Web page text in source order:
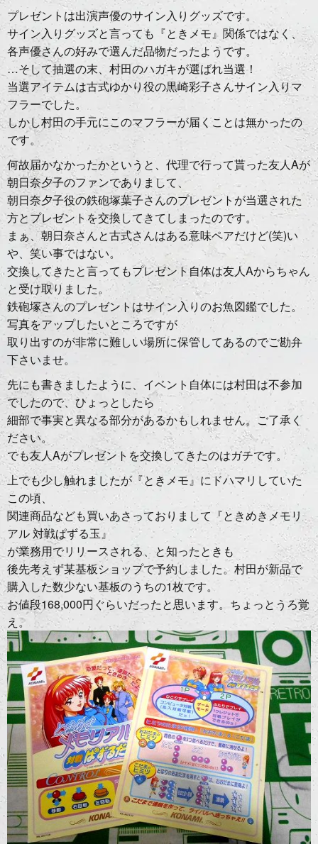
プレゼントは出演声優のサイン入りグッズです。
サイン入りグッズと言っても『ときメモ』関係ではなく、
各声優さんの好みで選んだ品物だったようです。
…そして抽選の末、村田のハガキが選ばれ当選！
当選アイテムは古式ゆかり役の黒崎彩子さんサイン入りマ
フラーでした。
しかし村田の手元にこのマフラーが届くことは無かったの
です。
何故届かなかったかというと、代理で行って貰った友人Aが
朝日奈夕子のファンでありまして、
朝日奈夕子役の鉄砲塚葉子さんのプレゼントが当選された
方とプレゼントを交換してきてしまったのです。
まぁ、朝日奈さんと古式さんはある意味ペアだけど(笑)い
や、笑い事ではない。
交換してきたと言ってもプレゼント自体は友人Aからちゃん
と受け取りました。
鉄砲塚さんのプレゼントはサイン入りのお魚図鑑でした。
写真をアップしたいところですが
取り出すのが非常に難しい場所に保管してあるのでご勘弁
下さいませ。
先にも書きましたように、イベント自体には村田は不参加
でしたので、ひょっとしたら
細部で事実と異なる部分があるかもしれません。ご了承く
ださい。
でも友人Aがプレゼントを交換してきたのはガチです。
上でも少し触れましたが『ときメモ』にドハマリしていた
この頃、
関連商品なども買いあさっておりまして『ときめきメモリ
アル 対戦ぱずる玉』
が業務用でリリースされる、と知ったときも
後先考えず某基板ショップで予約しました。村田が新品で
購入した数少ない基板のうちの1枚です。
お値段168,000円ぐらいだったと思います。ちょっとうろ覚
え。